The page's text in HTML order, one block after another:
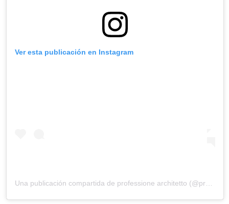
Ver esta publicación en Instagram
Una publicación compartida de professione architetto (@professionearchitetto) el